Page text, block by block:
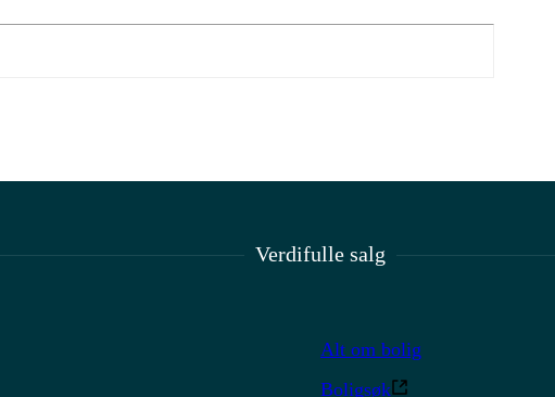
Verdifulle salg
Alt om bolig
Boligsøk